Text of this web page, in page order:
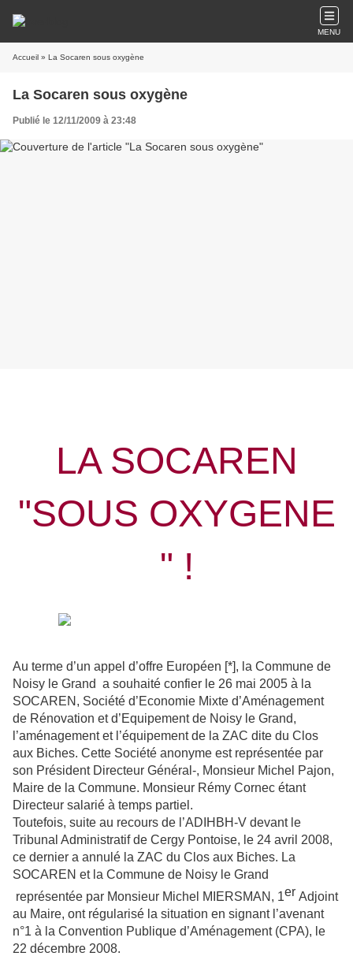
MENU
Accueil » La Socaren sous oxygène
La Socaren sous oxygène
Publié le 12/11/2009 à 23:48
LA SOCAREN
"SOUS OXYGENE
" !
Au terme d’un appel d’offre Européen [*], la Commune de
Noisy le Grand a souhaité confier le 26 mai 2005 à la
SOCAREN, Société d’Economie Mixte d’Aménagement
de Rénovation et d’Equipement de Noisy le Grand,
l’aménagement et l’équipement de la ZAC dite du Clos
aux Biches. Cette Société anonyme est représentée par
son Président Directeur Général-, Monsieur Michel Pajon,
Maire de la Commune. Monsieur Rémy Cornec étant
Directeur salarié à temps partiel.
Toutefois, suite au recours de l’ADIHBH-V devant le
Tribunal Administratif de Cergy Pontoise, le 24 avril 2008,
ce dernier a annulé la ZAC du Clos aux Biches. La
SOCAREN et la Commune de Noisy le Grand
représentée par Monsieur Michel MIERSMAN, 1er Adjoint
au Maire, ont régularisé la situation en signant l’avenant
n°1 à la Convention Publique d’Aménagement (CPA), le
22 décembre 2008.